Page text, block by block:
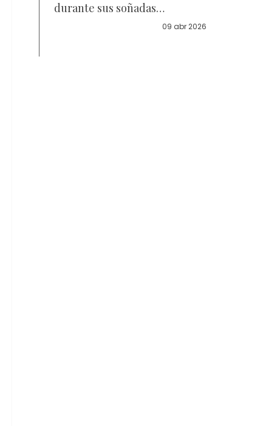
durante sus soñadas
vacaciones en el Caribe —09 abr 2026